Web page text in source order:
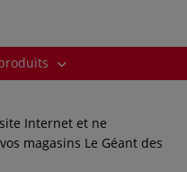
Internet et ne
magasins Le Géant des